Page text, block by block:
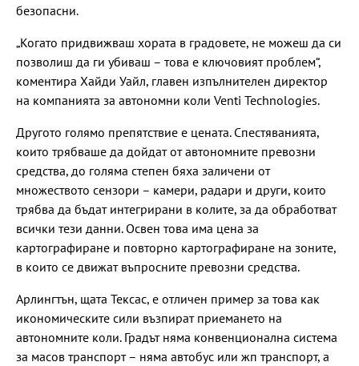
безопасни.
„Когато придвижваш хората в градовете, не можеш да си
позволиш да ги убиваш – това е ключовият проблем“,
коментира Хайди Уайл, главен изпълнителен директор
на компанията за автономни коли Venti Technologies.
Другото голямо препятствие е цената. Спестяванията,
които трябваше да дойдат от автономните превозни
средства, до голяма степен бяха заличени от
множеството сензори – камери, радари и други, които
трябва да бъдат интегрирани в колите, за да обработват
всички тези данни. Освен това има цена за
картографиране и повторно картографиране на зоните,
в които се движат въпросните превозни средства.
Арлингтън, щата Тексас, е отличен примeр за това как
икономическите сили възпират приемането на
автономните коли. Градът няма конвенционална система
за масов транспорт – няма автобус или жп транспорт, а